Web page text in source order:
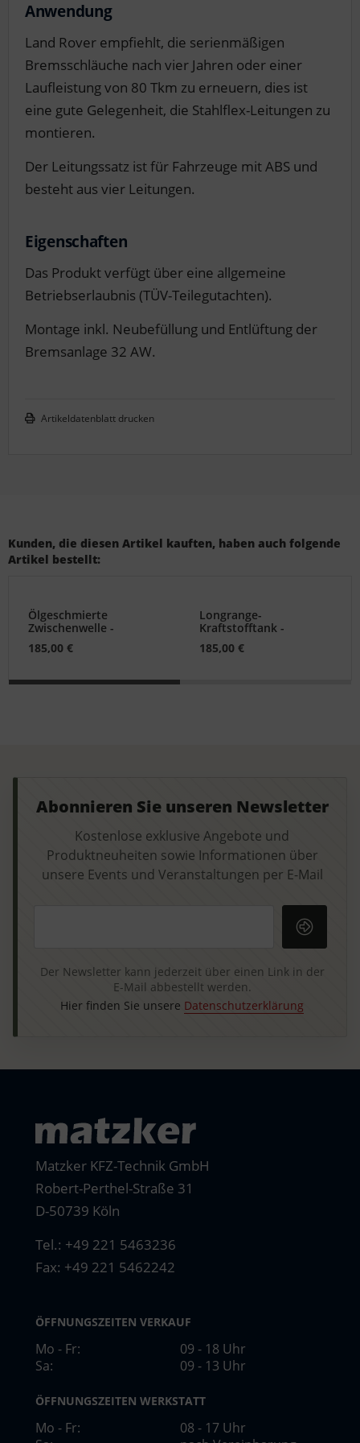
Anwendung
Land Rover empfiehlt, die serienmäßigen
Bremsschläuche nach vier Jahren oder einer
Laufleistung von 80 Tkm zu erneuern, dies ist
eine gute Gelegenheit, die Stahlflex-Leitungen zu
montieren.
Der Leitungssatz ist für Fahrzeuge mit ABS und
besteht aus vier Leitungen.
Eigenschaften
Das Produkt verfügt über eine allgemeine
Betriebserlaubnis (TÜV-Teilegutachten).
Montage inkl. Neubefüllung und Entlüftung der
Bremsanlage 32 AW.
Artikeldatenblatt drucken
Kunden, die diesen Artikel kauften, haben auch folgende
Artikel bestellt:
Ölgeschmierte
Zwischenwelle -
Defender
185,00 €
Longrange-
Kraftstofftank -
Defender 110/130
185,00 €
Abonnieren Sie unseren Newsletter
Kostenlose exklusive Angebote und
Produktneuheiten sowie Informationen über
unsere Events und Veranstaltungen per E-Mail
Der Newsletter kann jederzeit über einen Link in der
E-Mail abbestellt werden.
Hier finden Sie unsere Datenschutzerklärung
Matzker KFZ-Technik GmbH
Robert-Perthel-Straße 31
D-50739 Köln
Tel.: +49 221 5463236
Fax: +49 221 5462242
ÖFFNUNGSZEITEN VERKAUF
Mo - Fr:
09 - 18 Uhr
Sa:
09 - 13 Uhr
ÖFFNUNGSZEITEN WERKSTATT
Mo - Fr:
08 - 17 Uhr